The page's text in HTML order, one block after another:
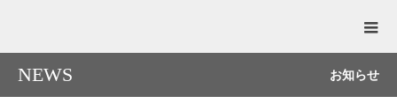
NEWS お知らせ